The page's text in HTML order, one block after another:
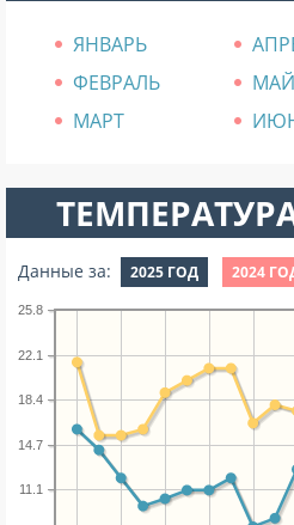
ЯНВАРЬ
ФЕВРАЛЬ
МАЙ
МАРТ
Данные за: 2025 ГОД 2024
11.1
14.7
18.4
22.1
25.8